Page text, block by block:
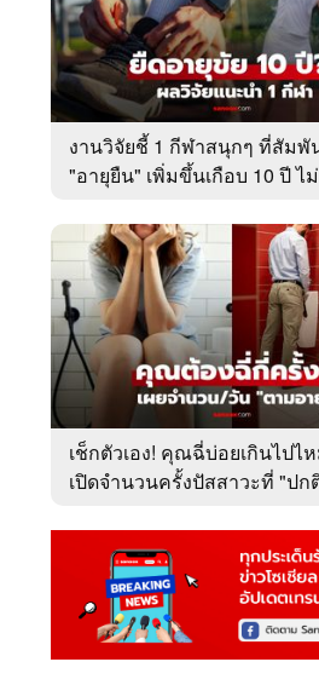
งานวิจัยชี้ 1 กีฬาสนุกๆ ที่สัมพั
"อายุยืน" เพิ่มขึ้นเกือบ 10 ปี ไ
เช็กตัวเอง! คุณฉี่บ่อยเกินไปไ
เปิดจำนวนครั้งปัสสาวะที่ "ปก